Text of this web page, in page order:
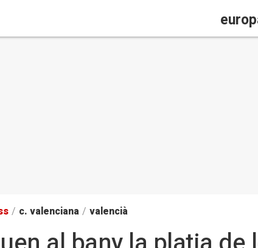
/ c. valenciana / valencià